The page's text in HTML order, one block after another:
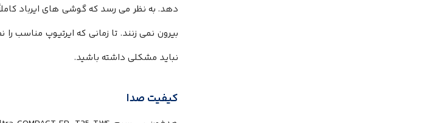
دهد. به نظر می رسد که گوشی های ایرباد
بیرون نمی زنند. تا زمانی که ایرتیوپ
نباید مشکلی داشته باشید.
کیفیت صدا